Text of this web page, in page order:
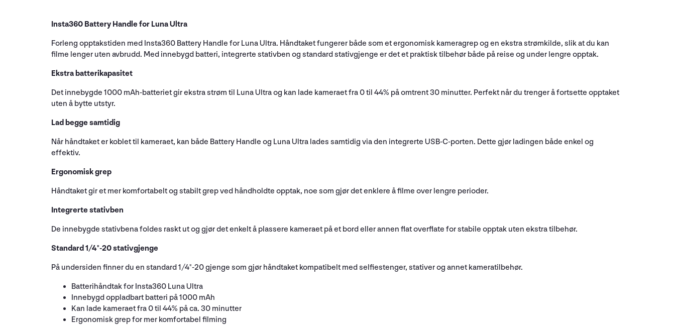
Insta360 Battery Handle for Luna Ultra
Forleng opptakstiden med Insta360 Battery Handle for Luna Ultra. Håndtaket fungerer både som et ergonomisk kameragrep og en ekstra strømkilde, slik at du kan
filme lenger uten avbrudd. Med innebygd batteri, integrerte stativben og standard stativgjenge er det et praktisk tilbehør både på reise og under lengre opptak.
Ekstra batterikapasitet
Det innebygde 1000 mAh-batteriet gir ekstra strøm til Luna Ultra og kan lade kameraet fra 0 til 44% på omtrent 30 minutter. Perfekt når du trenger å fortsette opptaket
uten å bytte utstyr.
Lad begge samtidig
Når håndtaket er koblet til kameraet, kan både Battery Handle og Luna Ultra lades samtidig via den integrerte USB-C-porten. Dette gjør ladingen både enkel og
effektiv.
Ergonomisk grep
Håndtaket gir et mer komfortabelt og stabilt grep ved håndholdte opptak, noe som gjør det enklere å filme over lengre perioder.
Integrerte stativben
De innebygde stativbena foldes raskt ut og gjør det enkelt å plassere kameraet på et bord eller annen flat overflate for stabile opptak uten ekstra tilbehør.
Standard 1/4"-20 stativgjenge
På undersiden finner du en standard 1/4"-20 gjenge som gjør håndtaket kompatibelt med selfiestenger, stativer og annet kameratilbehør.
Batterihåndtak for Insta360 Luna Ultra
Innebygd oppladbart batteri på 1000 mAh
Kan lade kameraet fra 0 til 44% på ca. 30 minutter
Ergonomisk grep for mer komfortabel filming